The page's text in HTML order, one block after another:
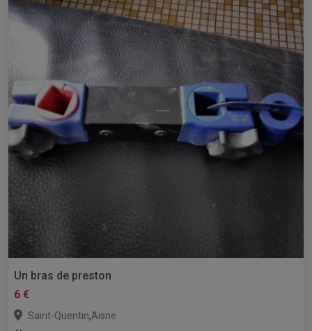
Un bras de preston
6 €
Saint-Quentin,Aisne